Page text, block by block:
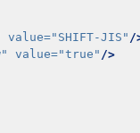
value="SHIFT-JIS" /
value="true" />